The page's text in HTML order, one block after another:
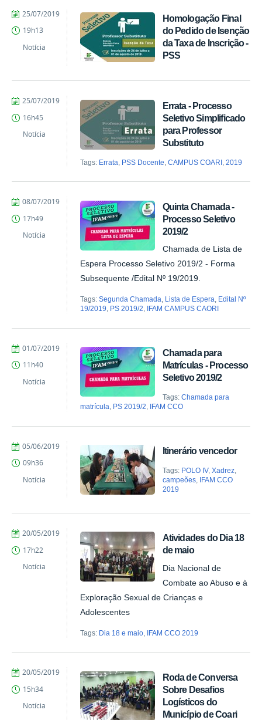
Homologação Final
do Pedido de Isenção
da Taxa de Inscrição -
PSS
por
COARI
publicado
25/07/2019
19h13
Notícia
Errata - Processo
Seletivo Simplificado
para Professor
Substituto
Tags: Errata PSS Docente ,CAMPUS COARI ,2019
por
COARI
publicado
25/07/2019
16h45
Notícia
Quinta Chamada -
Processo Seletivo
2019/2
Chamada de Lista de
Espera Processo Seletivo 2019/2 - Forma
Subsequente /Edital Nº 19/2019.
Tags:Segunda Chamada Lista de Espera Edital Nº
19/2019 PS 2019/2 IFAM CAMPUS CAORI
por
COARI
publicado
08/07/2019
17h49
Notícia
Chamada para
Matrículas - Processo
Seletivo 2019/2
Tags: Chamada para
matrícula, PS 2019/2, IFAM CCO
por
COARI
publicado
01/07/2019
11h40
Notícia
Itinerário vencedor
Tags: POLO IV, Xadrez,
campeões, IFAM CCO
2019
por
COARI
publicado
05/06/2019
09h36
Notícia
Atividades do Dia 18
de maio
Dia Nacional de
Combate ao Abuso e à
Exploração Sexual de Crianças e
Adolescentes
Tags: Dia 18 e maio IFAM CCO 2019
por
COARI
publicado
20/05/2019
17h22
Notícia
Roda de Conversa
Sobre Desafios
Logísticos do
Município de Coari
por
COARI
publicado
20/05/2019
15h34
Notícia